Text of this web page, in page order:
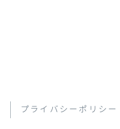
プライバシーポリシー